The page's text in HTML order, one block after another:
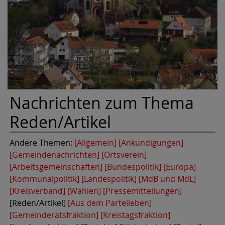
Nachrichten zum Thema
Reden/Artikel
Andere Themen: [Allgemein] [Ankündigungen]
[Gemeindenachrichten] [Ortsverein]
[Arbeitsgemeinschaften] [Bundespolitik] [Europa]
[Kommunalpolitik] [Landespolitik] [MdB und MdL]
[Kreisverband] [Wahlen] [Pressemitteilungen]
[Reden/Artikel] [Aus dem Parteileben]
[Gemeinderatsfraktion] [Kreistagsfraktion]